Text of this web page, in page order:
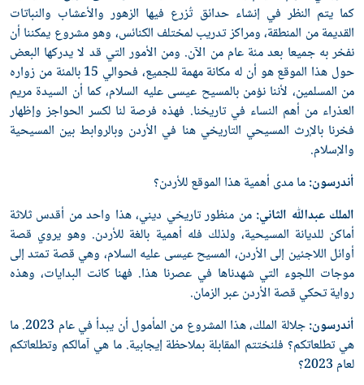
كما يتم النظر في إنشاء حدائق تُزرع فيها الزهور والأعشاب والنباتات
القديمة من المنطقة، ومراكز تدريب لمختلف الكنائس، وهو مشروع يمكننا أن
نفخر به جميعا بعد مئة عام من الآن. ومن الأمور التي قد لا يدركها البعض
حول هذا الموقع هو أن له مكانة مهمة للجميع، فحوالي 15 بالمئة من زواره
من المسلمين، لأننا نؤمن بالمسيح عيسى عليه السلام، كما أن السيدة مريم
العذراء من أهم النساء في تاريخنا. فهذه فرصة لنا لكسر الحواجز وإظهار
فخرنا بالإرث المسيحي التاريخي هنا في الأردن وبالروابط بين المسيحية
والإسلام.
أندرسون:ما مدى أهمية هذا الموقع للأردن؟
الملك عبدﷲ الثاني:من منظور تاريخي ديني، هذا واحد من أقدس ثلاثة
أماكن للديانة المسيحية، ولذلك فله أهمية بالغة للأردن. وهو يروي قصة
أوائل اللاجئين إلى الأردن، المسيح عيسى عليه السلام، وهي قصة تمتد إلى
موجات اللجوء التي شهدناها في عصرنا هذا. فهنا كانت البدايات، وهذه
رواية تحكي قصة الأردن عبر الزمان.
أندرسون:
جلالة الملك، هذا المشروع من المأمول أن يبدأ في عام 2023. ما
هي تطلعاتكم؟ فلنختتم المقابلة بملاحظة إيجابية. ما هي آمالكم وتطلعاتكم
لعام 2023؟